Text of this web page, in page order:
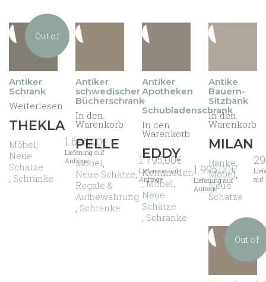
Out of
stock
Antiker
Schrank
Weiterlesen
THEKLA
Möbel
Neue
Schätze
Schränke
1.695,00€
Lieferung auf
Anfrage
Antiker
schwedischer
Bücherschrank
In den
Warenkorb
PELLE
Möbel
Neue Schätze
Regale &
Aufbewahrung
Schränke
1.795,00€
Lieferung auf
Anfrage
Antiker
Apotheken
-
Schubladenschrank
In den
Warenkorb
EDDY
Kommoden
,Möbel
Neue
Schätze
Schränke
1.995,00€
Lieferung auf
Anfrage
Antike
Bauern-
Sitzbank
In den
Warenkorb
MILAN
Bänke
Möbel
Neue
Schätze
auf
Out of